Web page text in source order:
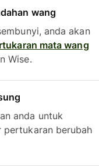
wang
anda akan
mata wang
Wise.
anda untuk
pertukaran berubah